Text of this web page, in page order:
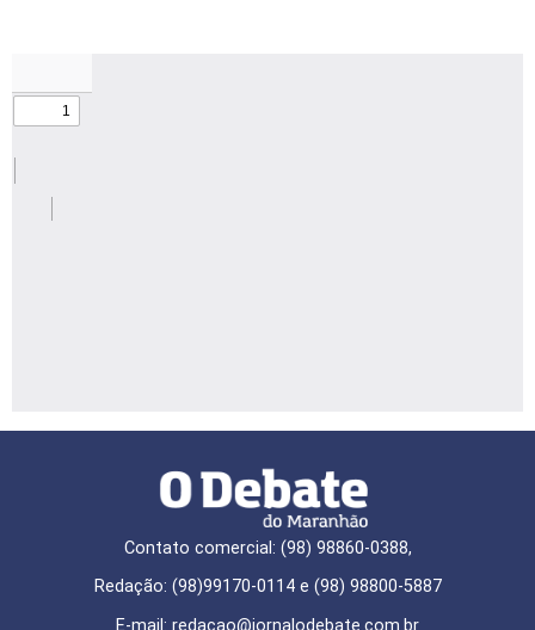
Contato comercial: (98) 98860-0388,
Redação: (98)99170-0114 e (98) 98800-5887
E-mail: redaçao@jornalodebate.com.br